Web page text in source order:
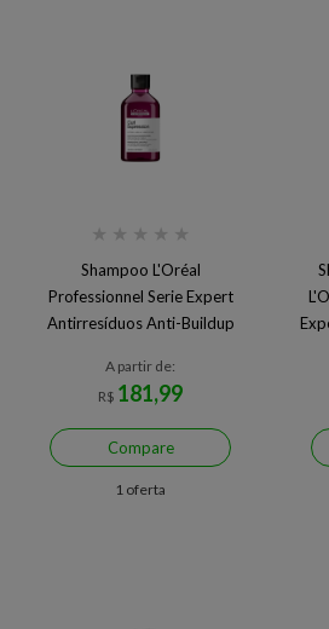
★ ★ ★ ★ ★
Shampoo L'Oréal
Professionnel Serie Expert
Antirresíduos Anti-Buildup
A partir de:
R$ 181,99
Compare
1 oferta